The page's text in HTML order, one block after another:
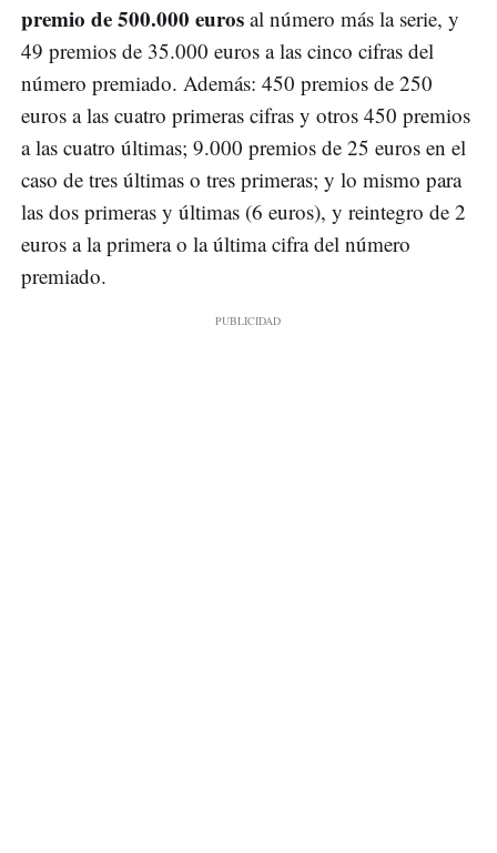
premio de 500.000 euros al número más la serie, y
49 premios de 35.000 euros a las cinco cifras del
número premiado. Además: 450 premios de 250
euros a las cuatro primeras cifras y otros 450 premios
a las cuatro últimas; 9.000 premios de 25 euros en el
caso de tres últimas o tres primeras; y lo mismo para
las dos primeras y últimas (6 euros), y reintegro de 2
euros a la primera o la última cifra del número
premiado.